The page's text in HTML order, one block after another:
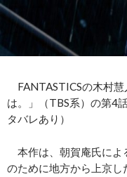
FANTASTICSの木村慧
は。」（TBS系）の第4
タバレあり）
本作は、朝賀庵氏によ
のために地方から上京